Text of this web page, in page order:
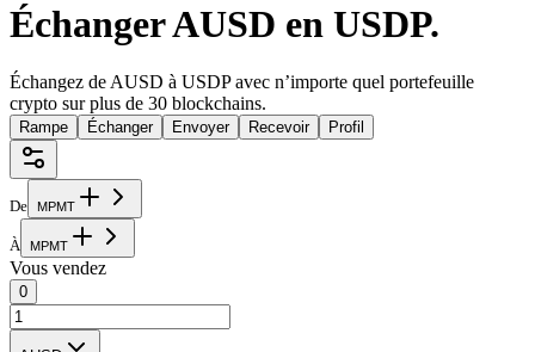
Échanger AUSD en USDP.
Échangez de AUSD à USDP avec n’importe quel portefeuille
crypto sur plus de 30 blockchains.
Rampe Échanger Envoyer Recevoir Profil
De MPMT
À MPMT
Vous vendez
0